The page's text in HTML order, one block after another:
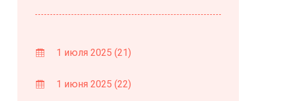
1 июля 2025 (21)
1 июня 2025 (22)